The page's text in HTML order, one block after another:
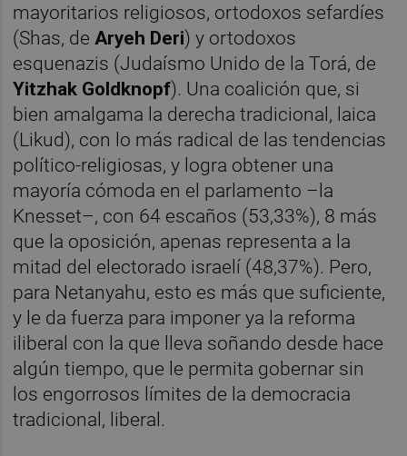
mayoritarios religiosos, ortodoxos sefardíes
(Shas, deAryeh Deri) y ortodoxos
esquenazis (Judaísmo Unido de la Torá, de
Yitzhak Goldknopf). Una coalición que, si
bien amalgama la derecha tradicional, laica
(Likud), con lo más radical de las tendencias
político-religiosas, y logra obtener una
mayoría cómoda en el parlamento –la
Knesset–, con 64 escaños (53,33%), 8 más
que la oposición, apenas representa a la
mitad del electorado israelí (48,37%). Pero,
para Netanyahu, esto es más que suficiente,
y le da fuerza para imponer ya la reforma
iliberal con la que lleva soñando desde hace
algún tiempo, que le permita gobernar sin
los engorrosos límites de la democracia
tradicional, liberal.